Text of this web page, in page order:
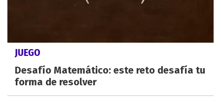
JUEGO
Desafío Matemático: este reto desafía tu
forma de resolver